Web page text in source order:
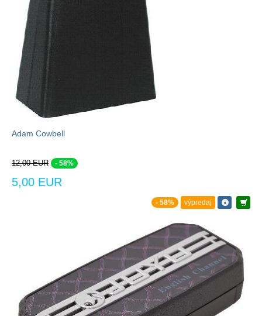
Adam Cowbell
12,00 EUR - 58%
5,00 EUR
- 58% výpredaj